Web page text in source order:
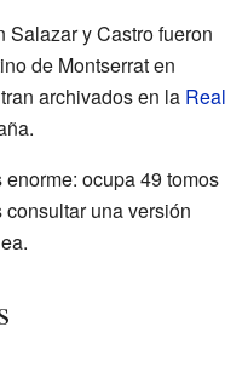
Salazar y Castro fueron
de Montserrat en
archivados en la Real
ocupa 49 tomos
una versión